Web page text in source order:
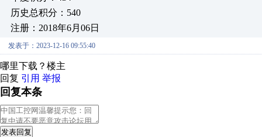
历史总积分：540
注册：2018年6月06日
发表于：2023-12-16 09:55:40
哪里下载？楼主
回复 引用 举报
回复本条
发表回复